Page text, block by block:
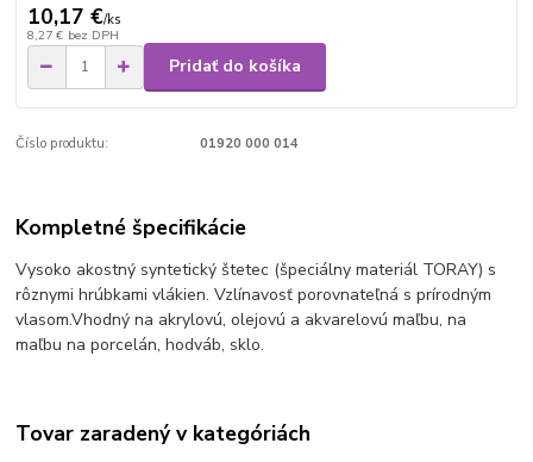
10,17 €/ks
8,27 € bez DPH
Pridať do košíka
Číslo produktu: 01920 000 014
Kompletné špecifikácie
Vysoko akostný syntetický štetec (špeciálny materiál TORAY) s
rôznymi hrúbkami vlákien. Vzlínavosť porovnateľná s prírodným
vlasom.Vhodný na akrylovú, olejovú a akvarelovú maľbu, na
maľbu na porcelán, hodváb, sklo.
Tovar zaradený v kategóriách